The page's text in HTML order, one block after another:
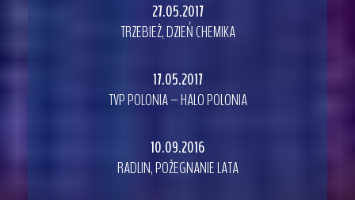
27.05.2017
TRZEBIEŻ, DZIEŃ CHEMIKA
17.05.2017
TVP POLONIA – HALO POLONIA
10.09.2016
RADLIN, POŻEGNANIE LATA